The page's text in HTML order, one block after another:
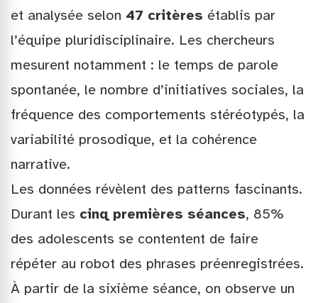
et analysée selon 47 critères établis par
l’équipe pluridisciplinaire. Les chercheurs
mesurent notamment : le temps de parole
spontanée, le nombre d’initiatives sociales, la
fréquence des comportements stéréotypés, la
variabilité prosodique, et la cohérence
narrative.
Les données révèlent des patterns fascinants.
Durant les cinq premières séances, 85%
des adolescents se contentent de faire
répéter au robot des phrases préenregistrées.
À partir de la sixième séance, on observe un